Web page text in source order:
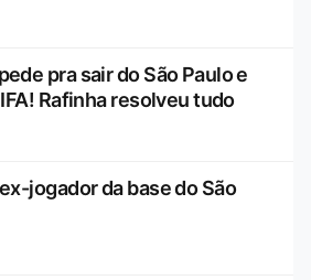
pra sair do São Paulo e
Rafinha resolveu tudo
jogador da base do São